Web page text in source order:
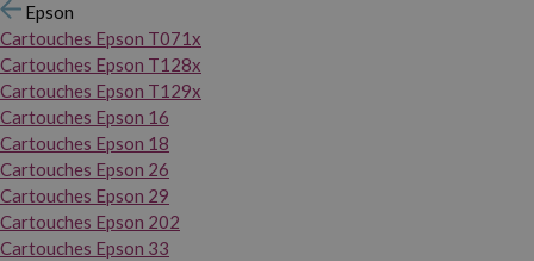
Epson
Cartouches Epson T071x
Cartouches Epson T128x
Cartouches Epson T129x
Cartouches Epson 16
Cartouches Epson 18
Cartouches Epson 26
Cartouches Epson 29
Cartouches Epson 202
Cartouches Epson 33